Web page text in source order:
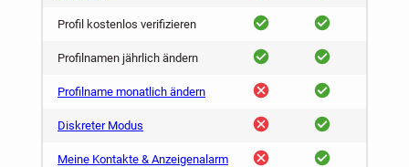
Profil kostenlos verifizieren ja ja
Profilnamen jährlich ändern ja ja
Profilname monatlich ändern nein ja
Diskreter Modus nein ja
Meine Kontakte & Anzeigenalarm nein ja